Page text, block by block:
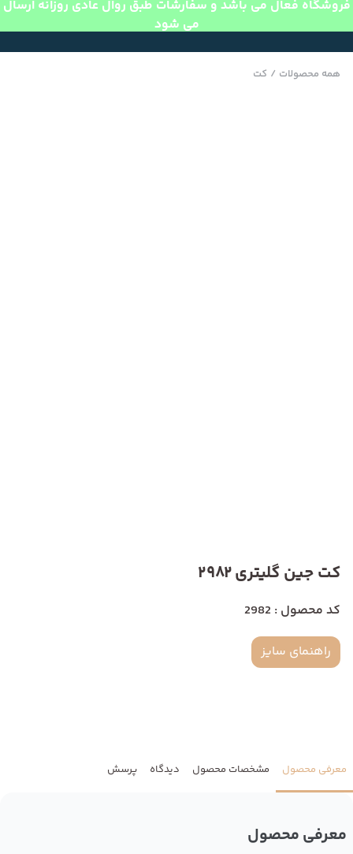
فروشگاه فعال می باشد و سفارشات طبق روال عادی روزانه ارسال
می شود
همه محصولات / کت
کت جین گلیتری 2982
کد محصول : 2982
راهنمای سایز
معرفی محصول مشخصات محصول دیدگاه پرسش
معرفی محصول